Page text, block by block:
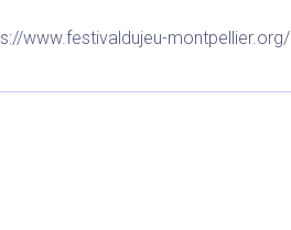
www.festivaldujeu-montpellier.org/